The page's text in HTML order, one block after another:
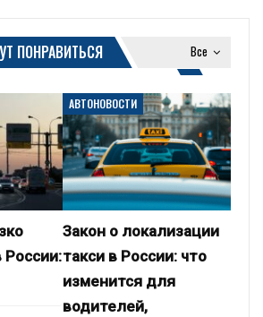
Все
ПОНРАВИТЬСЯ
АВТОНОВОСТИ
Закон о локализации
такси в России: что
изменится для
водителей,